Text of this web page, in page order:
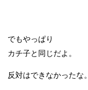
でもやっぱり
カチ子と同じだよ。
反対はできなかったな。